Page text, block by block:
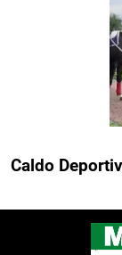
Caldo